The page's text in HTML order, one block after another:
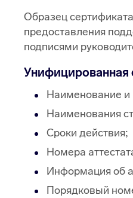
Образец
предоставления
подписями
Унифицированная
Наименование и
Наименования
Сроки действия;
Номера
Информация об
Порядковый